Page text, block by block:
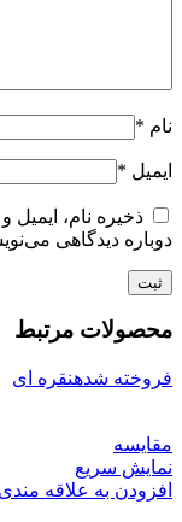
نام *
ایمیل *
ذخیره نام،
دوباره دیدگاهی
محصولات مرتبط
فروخته شدهنقره ای
مقايسه
نمایش سریع
افزودن به علاقه مندی